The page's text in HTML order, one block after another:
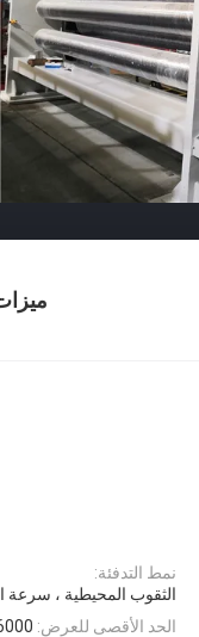
نمط التدفئة:
الثقوب المحيطية ،
الحد الأقصى للعرض: 6000